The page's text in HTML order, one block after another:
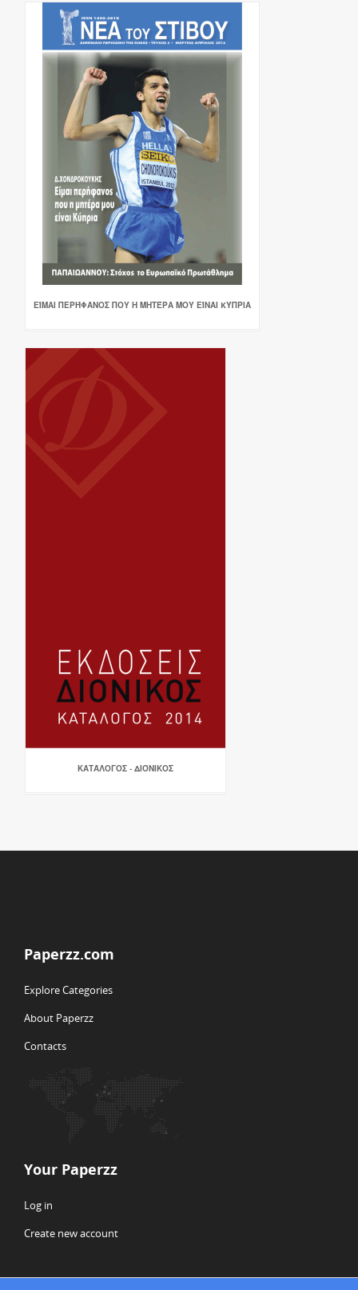
ΕΊΜΑΙ ΠΕΡΉΦΑΝΟΣ ΠΟΥ Η ΜΗΤΈΡΑ ΜΟΥ ΕΊΝΑΙ KΎΠΡΙΑ
ΚΑΤΆΛΟΓΟΣ - ΔΙΌΝΙΚΟΣ
Paperzz.com
Explore Categories
About Paperzz
Contacts
Your Paperzz
Log in
Create new account